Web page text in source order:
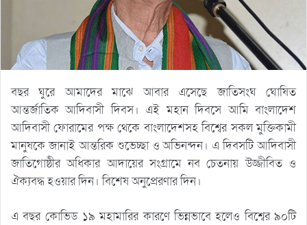
বছর ঘুরে আমাদের মাঝে আবার এসেছে জাতিসংঘ ঘোষিত
আন্তর্জাতিক আদিবাসী দিবস। এই মহান দিবসে আমি বাংলাদেশ
আদিবাসী ফোরামের পক্ষ থেকে বাংলাদেশসহ বিশ্বের সকল মুক্তিকামী
মানুষকে জানাই আন্তরিক শুভেচ্ছা ও অভিনন্দন। এ দিবসটি আদিবাসী
জাতিগোষ্ঠীর অধিকার আদায়ের সংগ্রামে নব চেতনায় উজ্জীবিত ও
ঐক্যবদ্ধ হওয়ার দিন। বিশেষ অনুপ্রেরণার দিন।
এ বছর কোভিড ১৯ মহামারির কারণে ভিন্নভাবে হলেও বিশ্বের ৯০টি